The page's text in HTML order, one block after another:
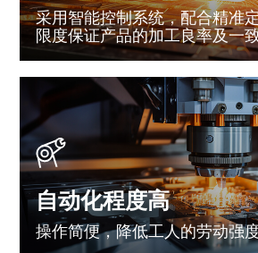
采用智能控制系统，配合精准
限度保证产品的加工良率及一
自动化程度高
操作简便，降低工人的劳动强